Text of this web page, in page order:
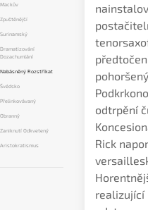
Mackův
Zpuštěnější
Surinamský
Dramatizování
Dozachumlání
Nabásněný Rozstříkat
Švédsko
Přelinkovávaný
Obranný
Zaniknutí Odkvetený
Aristokratismus
odtrpění
Rick
realizující